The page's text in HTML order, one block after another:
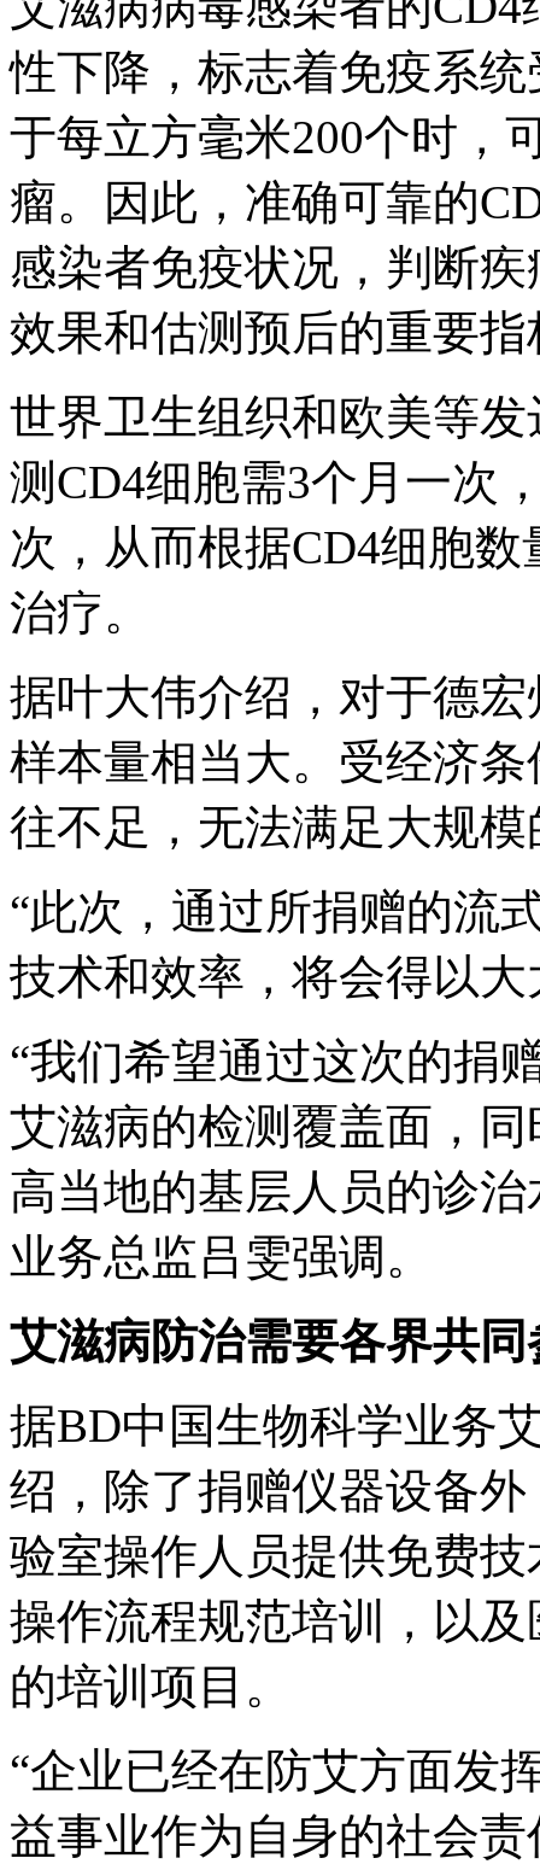
性下降，标志着免疫系
于每立方毫米200个时，
瘤。因此，准确可靠的
感染者免疫状况，判断
效果和估测预后的重要指
世界卫生组织和欧美等
测CD4细胞需3个月一次
次，从而根据CD4细胞
治疗。
据叶大伟介绍，对于德
样本量相当大。受经济
往不足，无法满足大规
“此次，通过所捐赠的流
技术和效率，将会得以
“我们希望通过这次的捐
艾滋病的检测覆盖面，
高当地的基层人员的诊
业务总监吕雯强调。
艾滋病防治需要各界共同
据BD中国生物科学业务
绍，除了捐赠仪器设备
验室操作人员提供免费
操作流程规范培训，以
的培训项目。
“企业已经在防艾方面发
益事业作为自身的社会